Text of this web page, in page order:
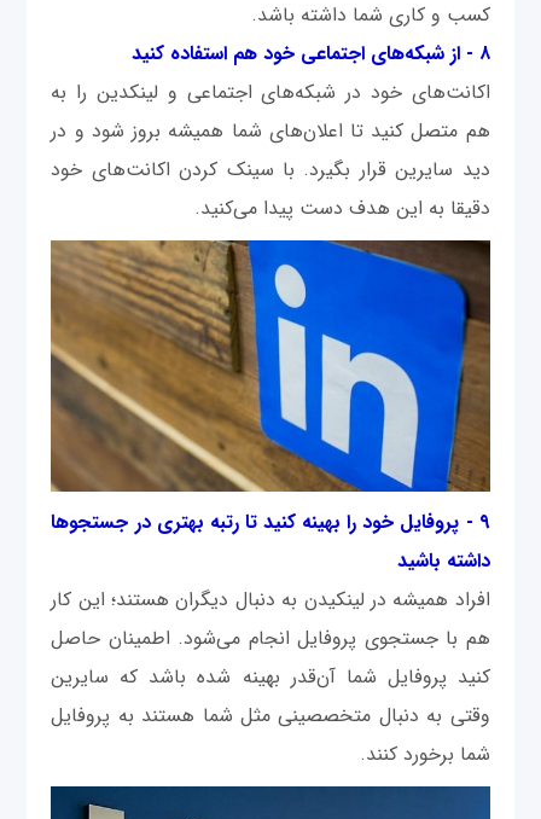
کسب و کاری شما داشته باشد.
۸ - از شبکه‌های اجتماعی خود هم استفاده کنید
اکانت‌های خود در شبکه‌های اجتماعی و لینکدین را به
هم متصل کنید تا اعلان‌های شما همیشه بروز شود و در
دید سایرین قرار بگیرد. با سینک کردن اکانت‌های خود
دقیقا به این هدف دست پیدا می‌کنید.
۹ - پروفایل خود را بهینه کنید تا رتبه بهتری در جستجوها
داشته باشید
افراد همیشه در لینکیدن به دنبال دیگران هستند؛ این کار
هم با جستجوی پروفایل انجام می‌شود. اطمینان حاصل
کنید پروفایل شما آن‌قدر بهینه شده باشد که سایرین
وقتی به دنبال متخصصینی مثل شما هستند به پروفایل
شما برخورد کنند.